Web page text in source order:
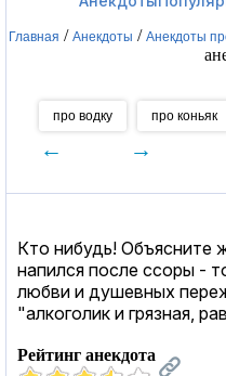
Главная / Анекдоты / Анекдоты
про водку про коньяк
← →
Кто нибудь! Объясните
напился после ссоры -
любви и душевных
"алкоголик и грязная,
Рейтинг анекдота